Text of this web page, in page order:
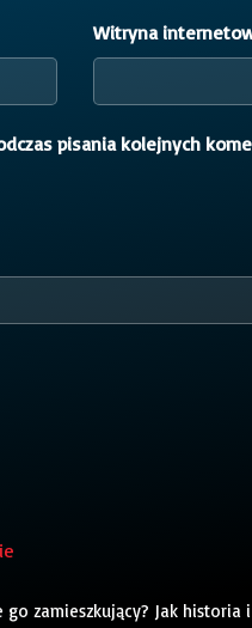
Witryna
pisania kolejnych
zamieszkujący? Jak historia